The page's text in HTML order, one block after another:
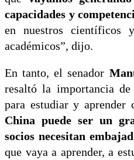
capacidades y
en nuestros científicos
académicos”, dijo.
En tanto, el senador
resaltó la importancia de
para estudiar y aprender
China puede ser un
socios necesitan
que vaya a aprender, a